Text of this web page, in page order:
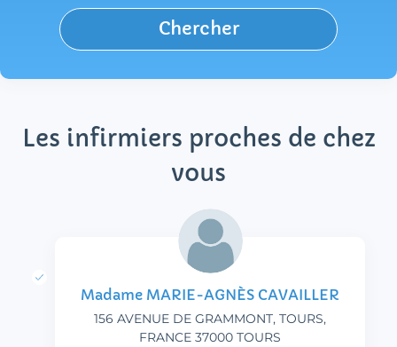
Chercher
Les infirmiers proches de chez
vous
Madame MARIE-AGNÈS CAVAILLER
156 AVENUE DE GRAMMONT, TOURS,
FRANCE 37000 TOURS